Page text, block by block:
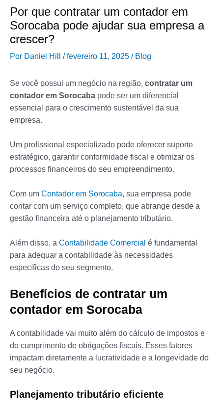
Por que contratar um contador em
Sorocaba pode ajudar sua empresa a
crescer?
Por Daniel Hill /fevereiro 11, 2025 / Blog
Se você possui um negócio na região, contratar um
contador em Sorocaba pode ser um diferencial
essencial para o crescimento sustentável da sua
empresa.
Um profissional especializado pode oferecer suporte
estratégico, garantir conformidade fiscal e otimizar os
processos financeiros do seu empreendimento.
Com um Contador em Sorocaba, sua empresa pode
contar com um serviço completo, que abrange desde a
gestão financeira até o planejamento tributário.
Além disso, a Contabilidade Comercial é fundamental
para adequar a contabilidade às necessidades
específicas do seu segmento.
Benefícios de contratar um
contador em Sorocaba
A contabilidade vai muito além do cálculo de impostos e
do cumprimento de obrigações fiscais. Esses fatores
impactam diretamente a lucratividade e a longevidade do
seu negócio.
Planejamento tributário eficiente